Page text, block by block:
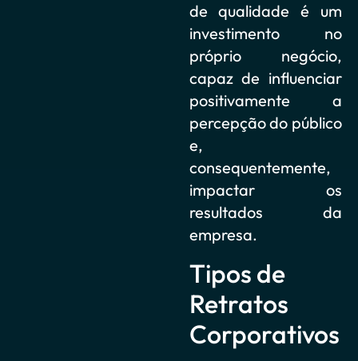
de qualidade é um
investimento no
próprio negócio,
capaz de influenciar
positivamente a
percepção do público
e,
consequentemente,
impactar os
resultados da
empresa.
Tipos de
Retratos
Corporativos